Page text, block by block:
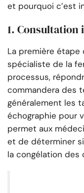
et pourquoi c’est
1. Consultation
La première
spécialiste de la
processus,
commandera des
généralement les
échographie pour
permet aux
et de déterminer
la congélation des